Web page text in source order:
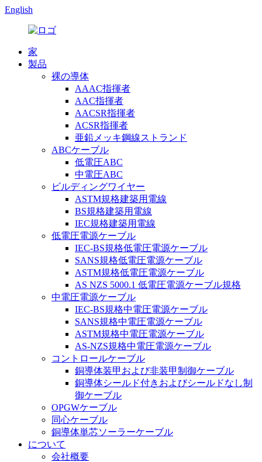
English
家
製品
裸の導体
AAAC指揮者
AAC指揮者
AACSR指揮者
ACSR指揮者
亜鉛メッキ鋼線ストランド
ABCケーブル
低電圧ABC
中電圧ABC
ビルディングワイヤー
ASTM規格建築用電線
BS規格建築用電線
IEC規格建築用電線
低電圧電源ケーブル
IEC-BS規格低電圧電源ケーブル
SANS規格低電圧電源ケーブル
ASTM規格低電圧電源ケーブル
AS NZS 5000.1 低電圧電源ケーブル規格
中電圧電源ケーブル
IEC-BS規格中電圧電源ケーブル
SANS規格中電圧電源ケーブル
ASTM規格中電圧電源ケーブル
AS-NZS規格中電圧電源ケーブル
コントロールケーブル
銅導体装甲および非装甲制御ケーブル
銅導体シールド付きおよびシールドなし制
御ケーブル
OPGWケーブル
同心ケーブル
銅導体単芯ソーラーケーブル
について
会社概要